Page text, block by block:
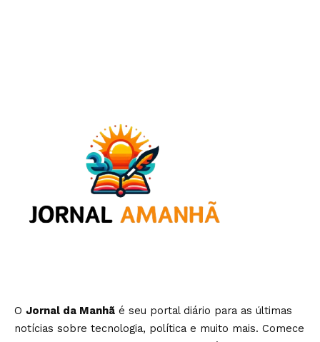
O Jornal da Manhã é seu portal diário para as últimas
notícias sobre tecnologia, política e muito mais. Comece